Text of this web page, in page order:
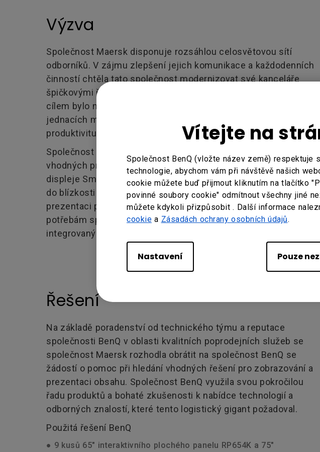
Vítejte na
Společnost BenQ (vložte název země) respektuje
technologie, abychom vám při návštěvě našich
cookie můžete buď přijmout kliknutím na tlačítko
povinné soubory cookie" odmítnout všechny jiné
můžete kdykoli přizpůsobit . Další informace
cookie a Zásadách ochrany osobních údajů.
Nastavení Pouze
Výzva
Společnost Maersk disponuje rozsáhlou celosvětovou sítí
odborníků. V zájmu zlepšení jejich komunikace a každodenních
činností chtěla tato společnost modernizovat své kanceláře
špičkovými řešeními pro zobrazování a prezentaci obsahu. Jejím
cílem bylo nainstalovat nové interaktivní ploché panely do všech
jednacích místností a zajistit větší spolupráci, interaktivitu a
produktivitu na poradách pro všechny její účastníky.
Společnost BenQ nabídla společnosti Maersk širokou škálu
vhodných produktů, jako například interaktivní ploché panely a
displeje Smart Signage do jednacích místností, digitální displeje
do blízkosti vchodů a moderní technologii pro bezdrátovou
prezentaci podporující spolupráci. Tyto produkty vyhovují
potřebám společnosti Maersk v podobě zavádění plně
integrovaných zobrazovacích řešení v rámci celého pracoviště.
Řešení
Na základě poradenství od technického týmu a reputace
společnosti BenQ v oblasti kvalitních poprodejních služeb se
společnost Maersk rozhodla obrátit na společnost BenQ se
žádostí o pomoc při hledání vhodných řešení pro zobrazování a
prezentaci obsahu. Společnost BenQ využila svou pokročilou
řadu produktů a bohaté zkušenosti k nabídce technologií a
odborných znalostí, které tento logistický gigant požadoval.
Použitá řešení BenQ
● 9 kusů 65" interaktivního plochého panelu RP654K a 75"